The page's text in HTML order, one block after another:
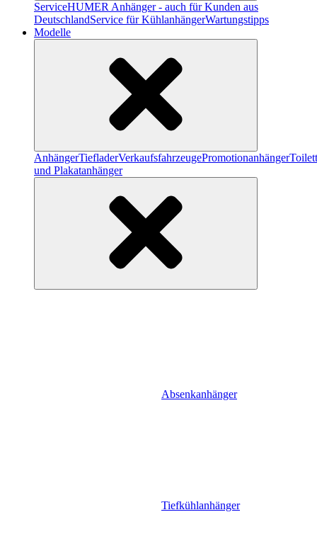
ServiceHUMER Anhänger - auch für Kunden aus
DeutschlandService für KühlanhängerWartungstipps
Modelle
AnhängerTiefladerVerkaufsfahrzeugePromotionanhänger
und Plakatanhänger
Absenkanhänger
Tiefkühlanhänger